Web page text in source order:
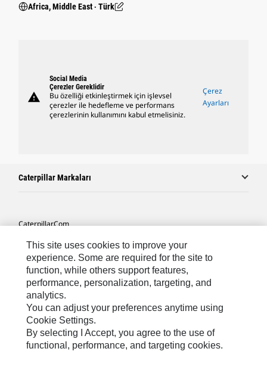
Africa, Middle East ‧ Türk
warning
Social Media
Çerezler Gereklidir
Bu özelliği etkinleştirmek için işlevsel
çerezler ile hedefleme ve performans
çerezlerinin kullanımını kabul etmelisiniz.
Çerez
Ayarları
Caterpillar Markaları
Caterpillar.com
Caterpillar Müşteri Hizmetleri Ve Iletişim
Site Haritası
Cookie Settings
Yasal
Gizlilik
This site uses cookies to improve your
experience. Some are required for the site to
function, while others support features,
performance, personalization, targeting, and
analytics.
You can adjust your preferences anytime using
Cookie Settings.
By selecting I Accept, you agree to the use of
functional, performance, and targeting cookies.